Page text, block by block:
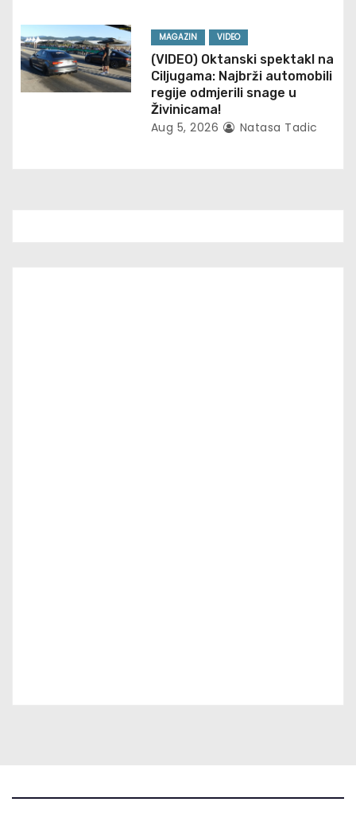
MAGAZIN VIDEO
(VIDEO) Oktanski spektakl na
Ciljugama: Najbrži automobili
regije odmjerili snage u
Živinicama!
Aug 5, 2026 Natasa Tadic